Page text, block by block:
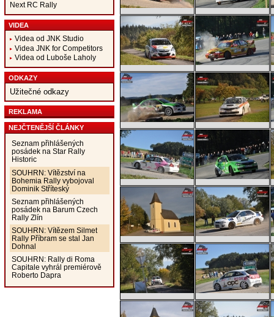
Next RC Rally
VIDEA
Videa od JNK Studio
Videa JNK for Competitors
Videa od Luboše Laholy
ODKAZY
Užitečné odkazy
REKLAMA
NEJČTENĚJŠÍ ČLÁNKY
Seznam přihlášených
posádek na Star Rally
Historic
SOUHRN: Vítězství na
Bohemia Rally vybojoval
Dominik Stříteský
Seznam přihlášených
posádek na Barum Czech
Rally Zlín
SOUHRN: Vítězem Silmet
Rally Příbram se stal Jan
Dohnal
SOUHRN: Rally di Roma
Capitale vyhrál premiérově
Roberto Dapra